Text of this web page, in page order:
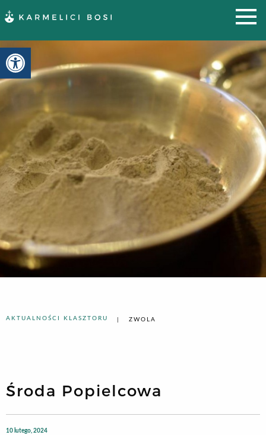
Otwórz pasek narzędzi
AKTUALNOŚCI KLASZTORU ZWOLA
Środa Popielcowa
10 lutego, 2024